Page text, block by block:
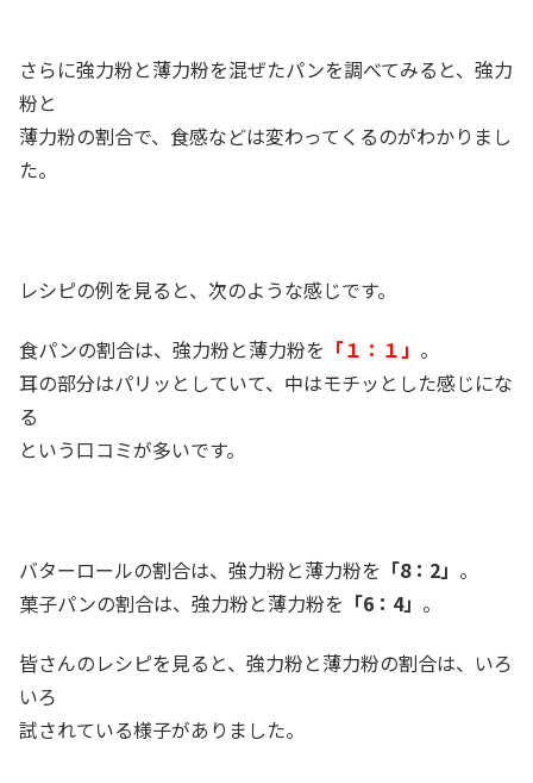
さらに強力粉と薄力粉を混ぜたパンを調べてみると、強力
粉と
薄力粉の割合で、食感などは変わってくるのがわかりまし
た。
レシピの例を見ると、次のような感じです。
食パンの割合は、強力粉と薄力粉を 「１：１」 。
耳の部分はパリッとしていて、中はモチッとした感じにな
る
という口コミが多いです。
バターロールの割合は、強力粉と薄力粉を 「8：2」 。
菓子パンの割合は、強力粉と薄力粉を 「6：4」 。
皆さんのレシピを見ると、強力粉と薄力粉の割合は、いろ
いろ
試されている様子がありました。